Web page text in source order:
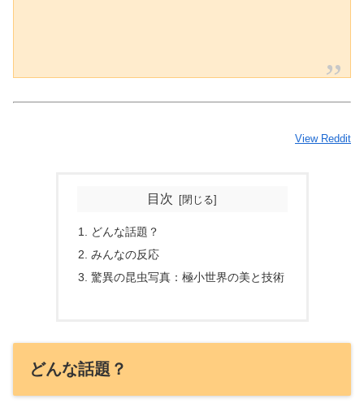
View Reddit
目次
どんな話題？
みんなの反応
驚異の昆虫写真：極小世界の美と技術
どんな話題？